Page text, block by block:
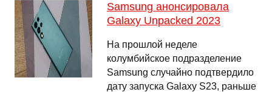
Samsung анонсировала
Galaxy Unpacked 2023
На прошлой неделе
колумбийское подразделение
Samsung случайно подтвердило
дату запуска Galaxy S23, раньше